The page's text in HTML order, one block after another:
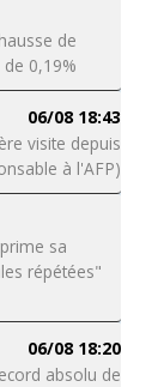
de
0,19%
06/08 18:43
visite depuis
à l'AFP)
sa
répétées"
06/08 18:20
absolu de